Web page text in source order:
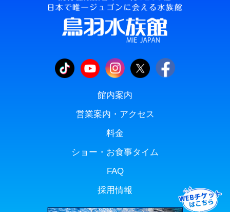
館内案内
営業案内・アクセス
料金
ショー・お食事タイム
FAQ
採用情報